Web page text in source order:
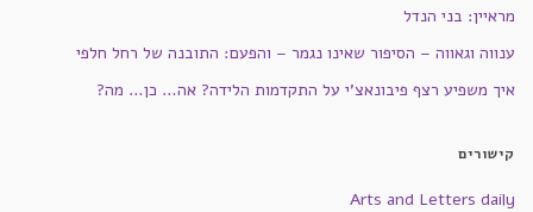
מראיין: בני הנדל
ענווה וגאווה – הסיפור שאינו נגמר – והפעם: התובנה של רחל חלפי
איך משפיע רצף פיבונאצ'י על התקדמות הלידה? אה… כן… מה?
קישורים
Arts and Letters daily